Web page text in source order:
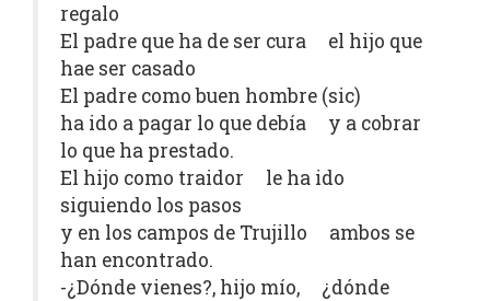
regalo
El padre que ha de ser cura el hijo que
hae ser casado
El padre como buen hombre (sic)
ha ido a pagar lo que debía y a cobrar
lo que ha prestado.
El hijo como traidor le ha ido
siguiendo los pasos
y en los campos de Trujillo ambos se
han encontrado.
-¿Dónde vienes?, hijo mío, ¿dónde